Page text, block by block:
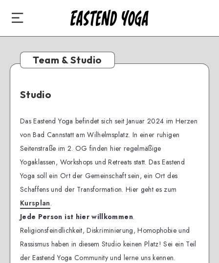
Team & Studio
Studio
Das Eastend Yoga befindet sich seit Januar 2024 im Herzen
von Bad Cannstatt am Wilhelmsplatz. In einer ruhigen
Seitenstraße im 2. OG finden hier regelmäßige
Yogaklassen, Workshops und Retreats statt. Das Eastend
Yoga soll ein Ort der Gemeinschaft sein, ein Ort des
Schaffens und der Transformation. Hier geht es zum
Kursplan.
Jede Person ist hier willkommen.
Religionsfeindlichkeit, Diskriminierung, Homophobie und
Rassismus haben in diesem Studio keinen Platz! Sei ein Teil
der Eastend Yoga Community und lerne uns kennen.